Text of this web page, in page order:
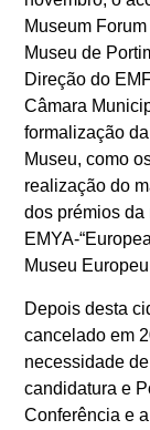
Museum
Museu de
Direção do
Câmara
formalização
Museu, como
realização do
dos prémios
EMYA-
Museu
Depois desta
cancelado em
necessidade
candidatura e
Conferência e